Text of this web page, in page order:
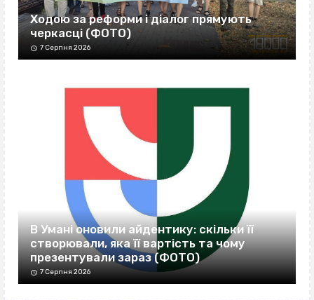
Ходою за реформи і діалог прямують
черкасці (ФОТО)
7 Серпня 2026
В Умані оновили айдентику: скільки її
створювали, яка її вартість та чому
презентували зараз (ФОТО)
7 Серпня 2026